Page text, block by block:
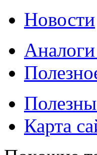
Новости
Карта